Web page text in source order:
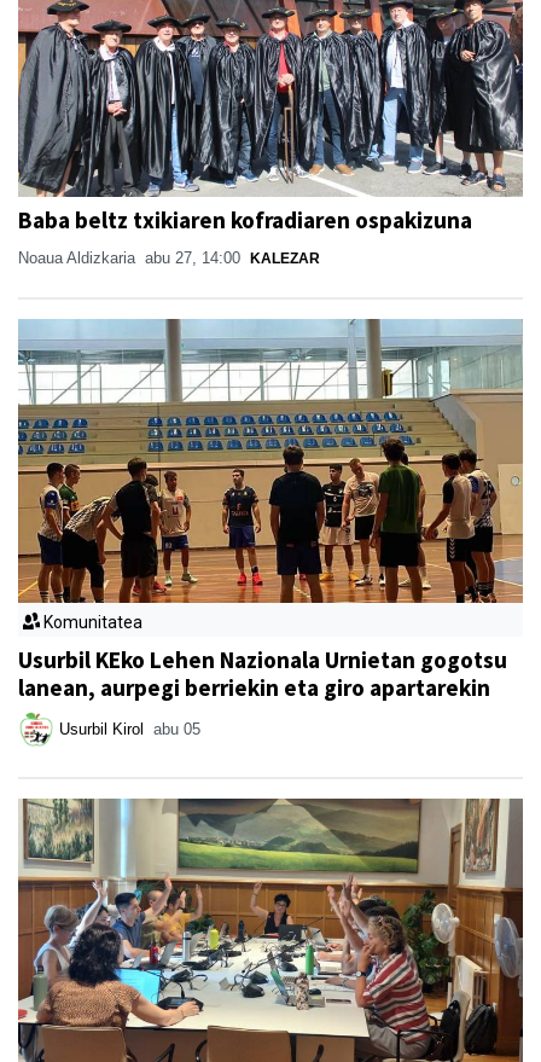
Baba beltz txikiaren kofradiaren ospakizuna
Noaua Aldizkaria abu 27, 14:00 KALEZAR
Komunitatea
Usurbil KEko Lehen Nazionala Urnietan gogotsu
lanean, aurpegi berriekin eta giro apartarekin
Usurbil Kirol abu 05